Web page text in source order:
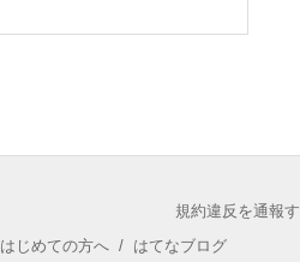
規約違反を通報
はじめての方へ / はてなブログ